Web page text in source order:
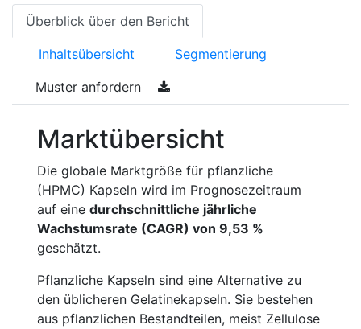
Überblick über den Bericht
Inhaltsübersicht Segmentierung
Muster anfordern
Marktübersicht
Die globale Marktgröße für pflanzliche
(HPMC) Kapseln wird im Prognosezeitraum
auf eine durchschnittliche jährliche
Wachstumsrate (CAGR) von 9,53 %
geschätzt.
Pflanzliche Kapseln sind eine Alternative zu
den üblicheren Gelatinekapseln. Sie bestehen
aus pflanzlichen Bestandteilen, meist Zellulose